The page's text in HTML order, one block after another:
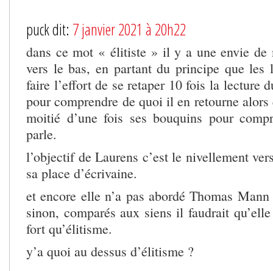
puck dit: 7 janvier 2021 à 20h22
dans ce mot « élitiste » il y a une envie de
vers le bas, en partant du principe que les
faire l’effort de se retaper 10 fois la lecture
pour comprendre de quoi il en retourne
moitié d’une fois ses bouquins pour
parle.
l’objectif de Laurens c’est le nivellement
sa place d’écrivaine.
et encore elle n’a pas abordé Thomas
sinon, comparés aux siens il faudrait
fort qu’élitisme.
y’a quoi au dessus d’élitisme ?